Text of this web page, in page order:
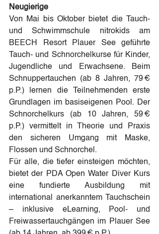
Neugierige
Von Mai bis Oktober bietet die Tauch-
und Schwimmschule nitrokids am
BEECH Resort Plauer See geführte
Tauch- und Schnorchelkurse für Kinder,
Jugendliche und Erwachsene. Beim
Schnuppertauchen (ab 8 Jahren, 79 €
p.P.) lernen die Teilnehmenden erste
Grundlagen im basiseigenen Pool. Der
Schnorchelkurs (ab 10 Jahren, 59 €
p.P.) vermittelt in Theorie und Praxis
den sicheren Umgang mit Maske,
Flossen und Schnorchel.
Für alle, die tiefer einsteigen möchten,
bietet der PDA Open Water Diver Kurs
eine fundierte Ausbildung mit
international anerkanntem Tauchschein
– inklusive eLearning, Pool- und
Freiwassertauchgängen im Plauer See